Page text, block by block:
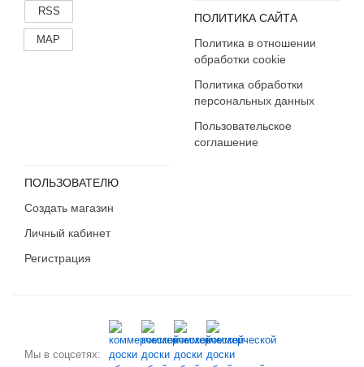
RSS
MAP
ПОЛИТИКА САЙТА
Политика в отношении
обработки cookie
Политика обработки
персональных данных
Пользовательское
соглашение
ПОЛЬЗОВАТЕЛЮ
Создать магазин
Личный кабинет
Регистрация
Мы в соцсетях: